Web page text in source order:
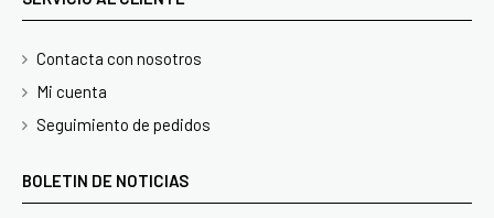
Contacta con nosotros
Mi cuenta
Seguimiento de pedidos
BOLETIN DE NOTICIAS